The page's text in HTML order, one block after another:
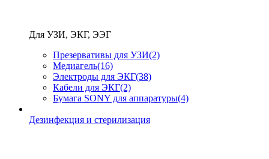
Для УЗИ, ЭКГ, ЭЭГ
Презервативы для УЗИ(2)
Медиагель(16)
Электроды для ЭКГ(38)
Кабели для ЭКГ(2)
Бумага SONY для аппаратуры(4)
Дезинфекция и стерилизация